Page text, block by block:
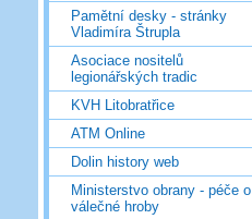
Pamětní desky - stránky
Vladimíra Štrupla
Asociace nositelů
legionářských tradic
KVH Litobratřice
ATM Online
Dolin history web
Ministerstvo obrany - péče o
válečné hroby